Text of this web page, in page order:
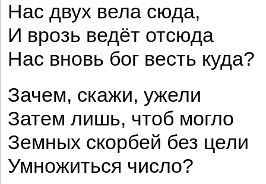
Нас двух вела сюда,
И врозь ведёт отсюда
Нас вновь бог весть куда?
Зачем, скажи, ужели
Затем лишь, чтоб могло
Земных скорбей без цели
Умножиться число?